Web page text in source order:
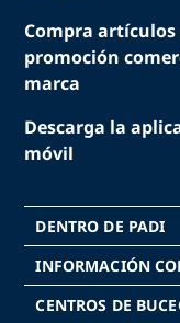
Compra artículos
promoción
marca
Descarga la
móvil
DENTRO DE PADI
INFORMACIÓN
CENTROS DE